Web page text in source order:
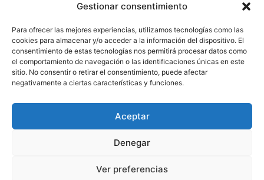
Gestionar consentimiento
Para ofrecer las mejores experiencias, utilizamos tecnologías como las
cookies para almacenar y/o acceder a la información del dispositivo. El
consentimiento de estas tecnologías nos permitirá procesar datos como
el comportamiento de navegación o las identificaciones únicas en este
sitio. No consentir o retirar el consentimiento, puede afectar
negativamente a ciertas características y funciones.
Aceptar
Denegar
Ver preferencias